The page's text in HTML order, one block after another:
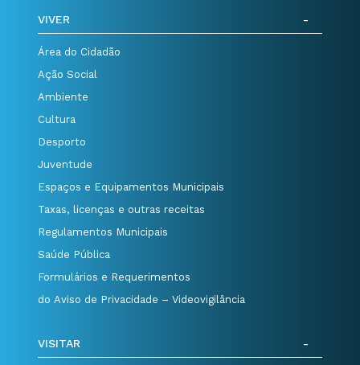
VIVER
Área do Cidadão
Ação Social
Ambiente
Cultura
Desporto
Juventude
Espaços e Equipamentos Municipais
Taxas, licenças e outras receitas
Regulamentos Municipais
Saúde Pública
Formulários e Requerimentos
do Aviso de Privacidade – Videovigilância
VISITAR